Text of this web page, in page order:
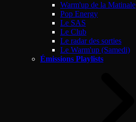
Warm'up de la Matinale
Pop Energy
Le SAS
Le Club
Le radar des sorties
Le Warm'up (Samedi)
Émissions Playlists